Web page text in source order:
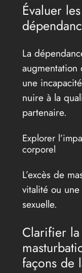
Évaluer
La
augmentation
une
nuire à la
partenaire.
Explorer
corporel
L’excès de
vitalité ou
sexuelle.
Clarifier
façons de